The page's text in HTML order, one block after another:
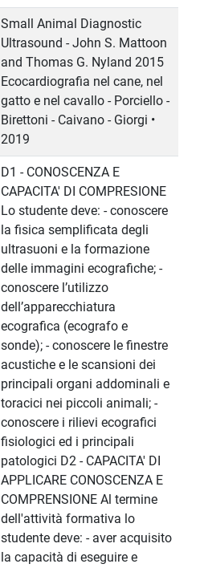
Small Animal Diagnostic
Ultrasound - John S. Mattoon
and Thomas G. Nyland 2015
Ecocardiografia nel cane, nel
gatto e nel cavallo - Porciello -
Birettoni - Caivano - Giorgi •
2019
D1 - CONOSCENZA E
CAPACITA' DI COMPRESIONE
Lo studente deve: - conoscere
la fisica semplificata degli
ultrasuoni e la formazione
delle immagini ecografiche; -
conoscere l’utilizzo
dell’apparecchiatura
ecografica (ecografo e
sonde); - conoscere le finestre
acustiche e le scansioni dei
principali organi addominali e
toracici nei piccoli animali; -
conoscere i rilievi ecografici
fisiologici ed i principali
patologici D2 - CAPACITA' DI
APPLICARE CONOSCENZA E
COMPRENSIONE Al termine
dell'attività formativa lo
studente deve: - aver acquisito
la capacità di eseguire e